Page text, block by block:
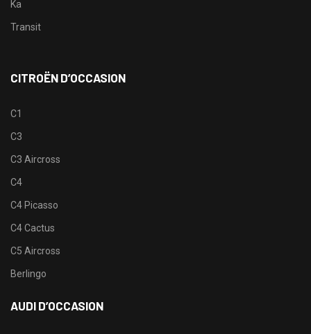
Ka
Transit
CITROËN D’OCCASION
C1
C3
C3 Aircross
C4
C4 Picasso
C4 Cactus
C5 Aircross
Berlingo
AUDI D’OCCASION